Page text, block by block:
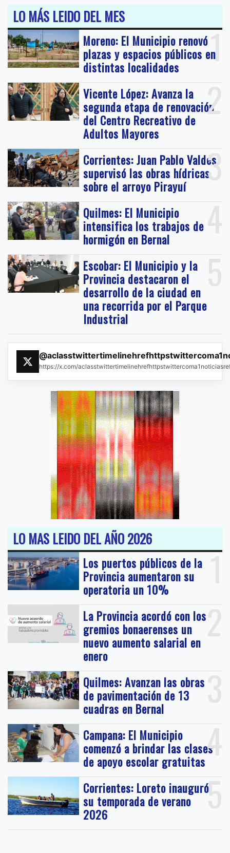
LO MÁS LEIDO DEL MES
1
Moreno: El Municipio renovó
plazas y espacios públicos en
distintas localidades
2
Vicente López: Avanza la
segunda etapa de renovación
del Centro Recreativo de
Adultos Mayores
3
Corrientes: Juan Pablo Valdés
supervisó las obras hídricas
sobre el arroyo Pirayuí
4
Quilmes: El Municipio
intensifica los trabajos de
hormigón en Bernal
5
Escobar: El Municipio y la
Provincia destacaron el
desarrollo de la ciudad en
una recorrida por el Parque
Industrial
https://x.com/
LO MAS LEIDO DEL AÑO 2026
1
Los puertos públicos de la
Provincia aumentaron su
operatoria un 10%
2
La Provincia acordó con los
gremios bonaerenses un
nuevo aumento salarial en
enero
3
Quilmes: Avanzan las obras
de pavimentación de 13
cuadras en Bernal
4
Campana: El Municipio
comenzó a brindar las clases
de apoyo escolar gratuitas
5
Corrientes: Loreto inauguró
su temporada de verano
2026